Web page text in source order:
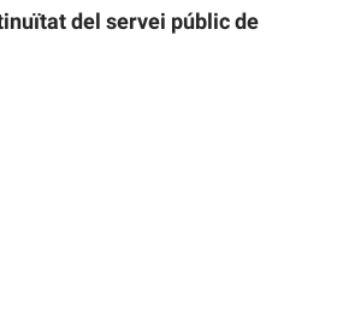
del servei públic de